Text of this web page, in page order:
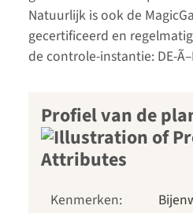
Natuurlijk is ook de
gecertificeerd en
de controle-instantie: DE-
Profiel van de
Kenmerken: